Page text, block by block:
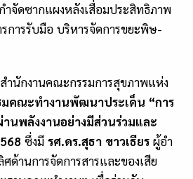
ำจัดซากแผงหลังเสื่อมประสิทธิภาพ
รการรับมือ บริหารจัดการขยะพิษ-
สำนักงานคณะกรรมการสุขภาพแห่ง
คณะทำงานพัฒนาประเด็น “การ
านพลังงานอย่างมีส่วนร่วมและ
ซึ่งมี รศ.ดร.สุธา ขาวเธียร ผู้อํา
ด้านการจัดการสารและของเสีย